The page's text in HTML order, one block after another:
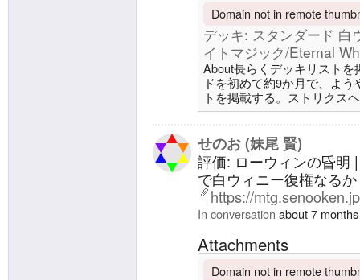
Domain not in remote
デッキ: スタンダード
イトマジック/Eternal
About長らくデッキリスト
ドを初めて約9か月で、よ
トを掲載する。ストリクス
Deck前回: デッキ: スタンダ
https://x.com/senookenmtg/
せのお (妹尾 賢)
評価: ローウィンの昏明
で白ウィニー復権なる
https://
In conversation about 7
Attachments
Domain not in remote